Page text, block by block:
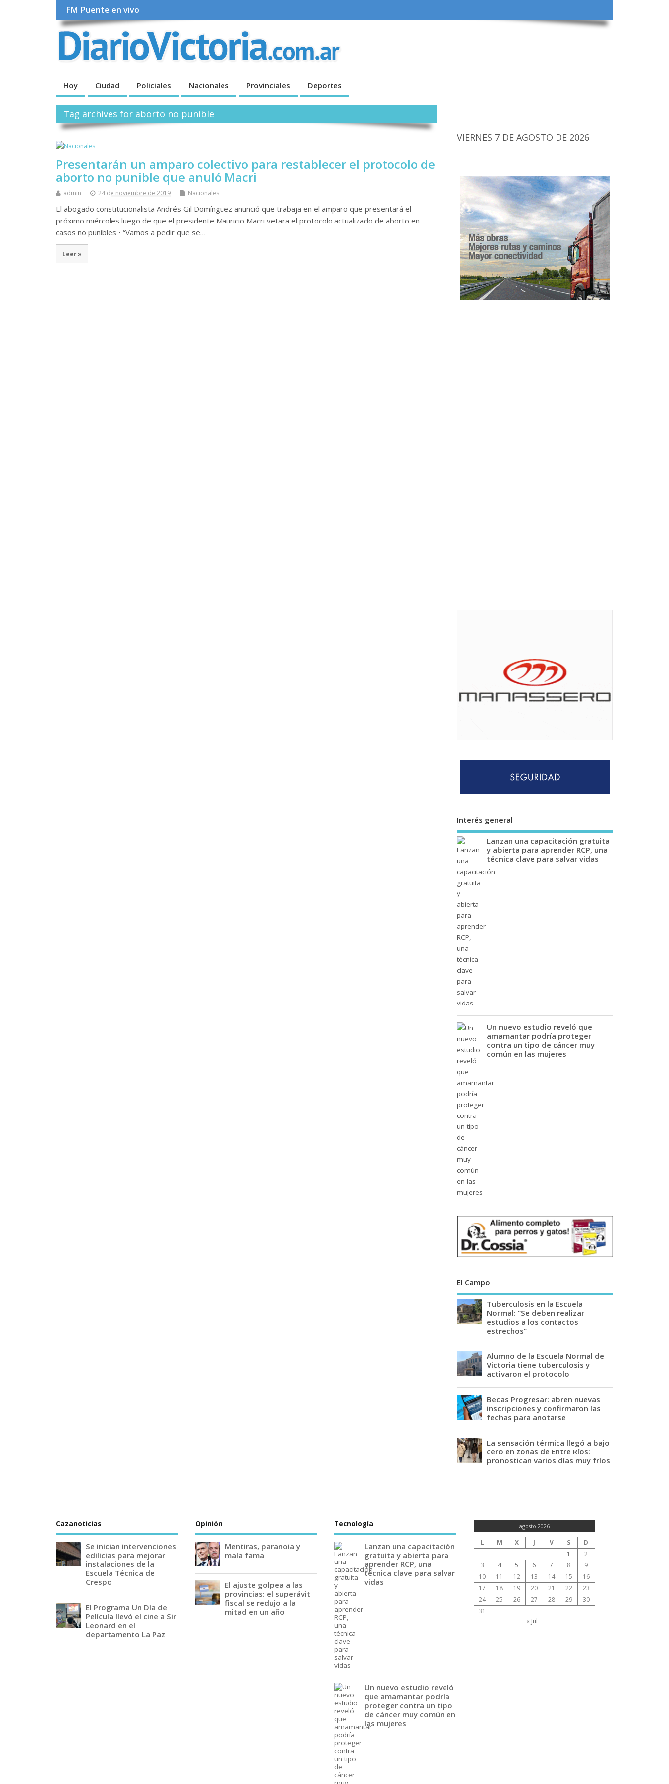
FM Puente en vivo
Hoy Ciudad Policiales Nacionales Provinciales Deportes
Tag archives for aborto no punible
Presentarán un amparo colectivo para restablecer el protocolo de
aborto no punible que anuló Macri
admin 24 de noviembre de 2019 Nacionales
El abogado constitucionalista Andrés Gil Domínguez anunció que trabaja en el amparo que presentará el
próximo miércoles luego de que el presidente Mauricio Macri vetara el protocolo actualizado de aborto en
casos no punibles • “Vamos a pedir que se…
Leer »
VIERNES 7 DE AGOSTO DE 2026
Interés general
Lanzan una capacitación gratuita
y abierta para aprender RCP, una
técnica clave para salvar vidas
Un nuevo estudio reveló que
amamantar podría proteger
contra un tipo de cáncer muy
común en las mujeres
El Campo
Tuberculosis en la Escuela
Normal: “Se deben realizar
estudios a los contactos
estrechos”
Alumno de la Escuela Normal de
Victoria tiene tuberculosis y
activaron el protocolo
Becas Progresar: abren nuevas
inscripciones y confirmaron las
fechas para anotarse
La sensación térmica llegó a bajo
cero en zonas de Entre Ríos:
pronostican varios días muy fríos
Cazanoticias
Se inician intervenciones
edilicias para mejorar
instalaciones de la
Escuela Técnica de
Crespo
El Programa Un Día de
Película llevó el cine a Sir
Leonard en el
departamento La Paz
Opinión
Mentiras, paranoia y
mala fama
El ajuste golpea a las
provincias: el superávit
fiscal se redujo a la
mitad en un año
Tecnología
Lanzan una capacitación
gratuita y abierta para
aprender RCP, una
técnica clave para salvar
vidas
Un nuevo estudio reveló
que amamantar podría
proteger contra un tipo
de cáncer muy común en
las mujeres
agosto 2026
L M X J V S
D
1
2
3
4 5 6 7 8
9
10
11 12 13 14 15
16
17
18 19 20 21 22
23
24
25 26 27 28 29
30
31
« Jul